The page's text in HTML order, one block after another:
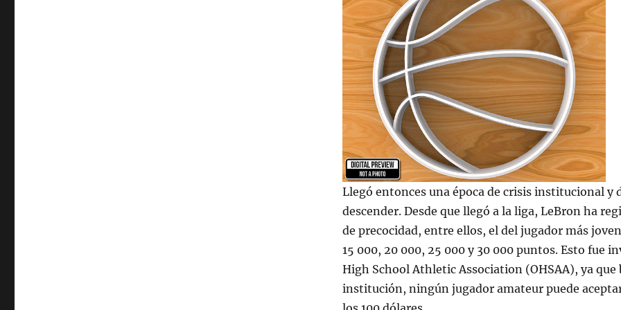
Llegó entonces una época de crisis institucional y
descender. Desde que llegó a la liga, LeBron ha
de precocidad, entre ellos, el del jugador más
15 000, 20 000, 25 000 y 30 000 puntos. Esto fue
High School Athletic Association (OHSAA), ya que
institución, ningún jugador amateur puede